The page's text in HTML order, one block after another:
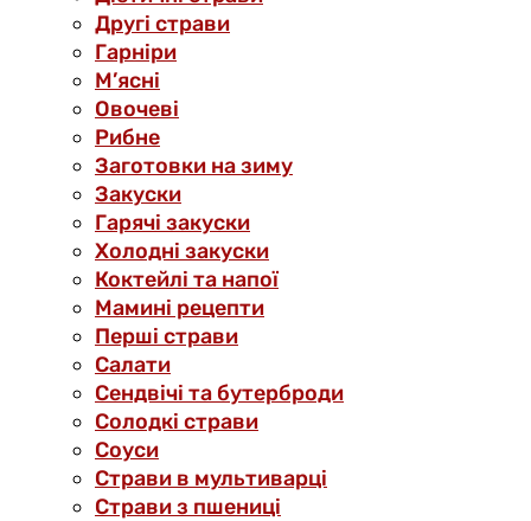
Другі страви
Гарніри
М’ясні
Овочеві
Рибне
Заготовки на зиму
Закуски
Гарячі закуски
Холодні закуски
Коктейлі та напої
Мамині рецепти
Перші страви
Салати
Сендвічі та бутерброди
Солодкі страви
Соуси
Страви в мультиварці
Страви з пшениці